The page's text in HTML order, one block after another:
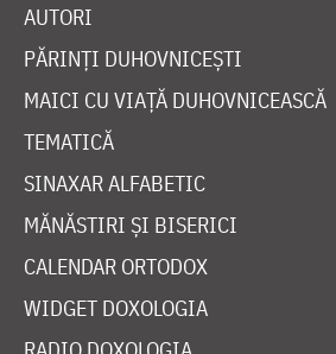
AUTORI
PĂRINȚI DUHOVNICEȘTI
MAICI CU VIAȚĂ DUHOVNICEASCĂ
TEMATICĂ
SINAXAR ALFABETIC
MĂNĂSTIRI ȘI BISERICI
CALENDAR ORTODOX
WIDGET DOXOLOGIA